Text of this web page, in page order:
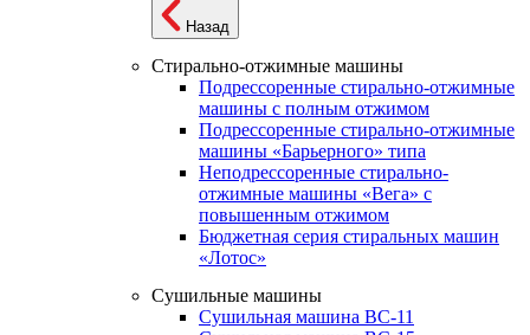
Назад
Стирально-отжимные машины
Подрессоренные стирально-отжимные
машины с полным отжимом
Подрессоренные стирально-отжимные
машины «Барьерного» типа
Неподрессоренные стирально-
отжимные машины «Вега» с
повышенным отжимом
Бюджетная серия стиральных машин
«Лотос»
Сушильные машины
Сушильная машина ВС-11